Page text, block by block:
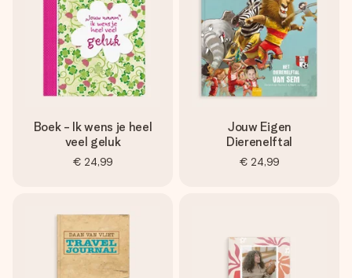
Boek - Ik wens je heel
veel geluk
€ 24,99
Jouw Eigen
Dierenelftal
€ 24,99